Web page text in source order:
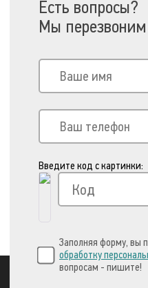
Есть вопросы?
Мы
Введите код с картинки:
Заполняя форму, вы
обработку
вопросам - пишите!